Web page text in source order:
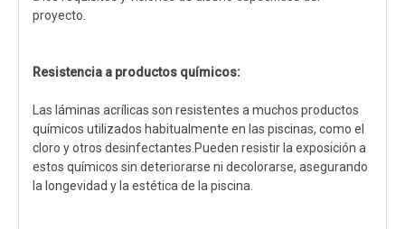
proyecto.
Resistencia a productos químicos:
Las láminas acrílicas son resistentes a muchos productos
químicos utilizados habitualmente en las piscinas, como el
cloro y otros desinfectantes.Pueden resistir la exposición a
estos químicos sin deteriorarse ni decolorarse, asegurando
la longevidad y la estética de la piscina.